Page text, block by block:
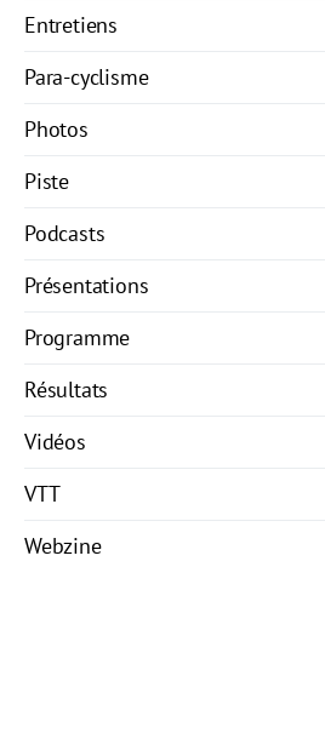
Entretiens
Para-cyclisme
Photos
Piste
Podcasts
Présentations
Programme
Résultats
Vidéos
VTT
Webzine